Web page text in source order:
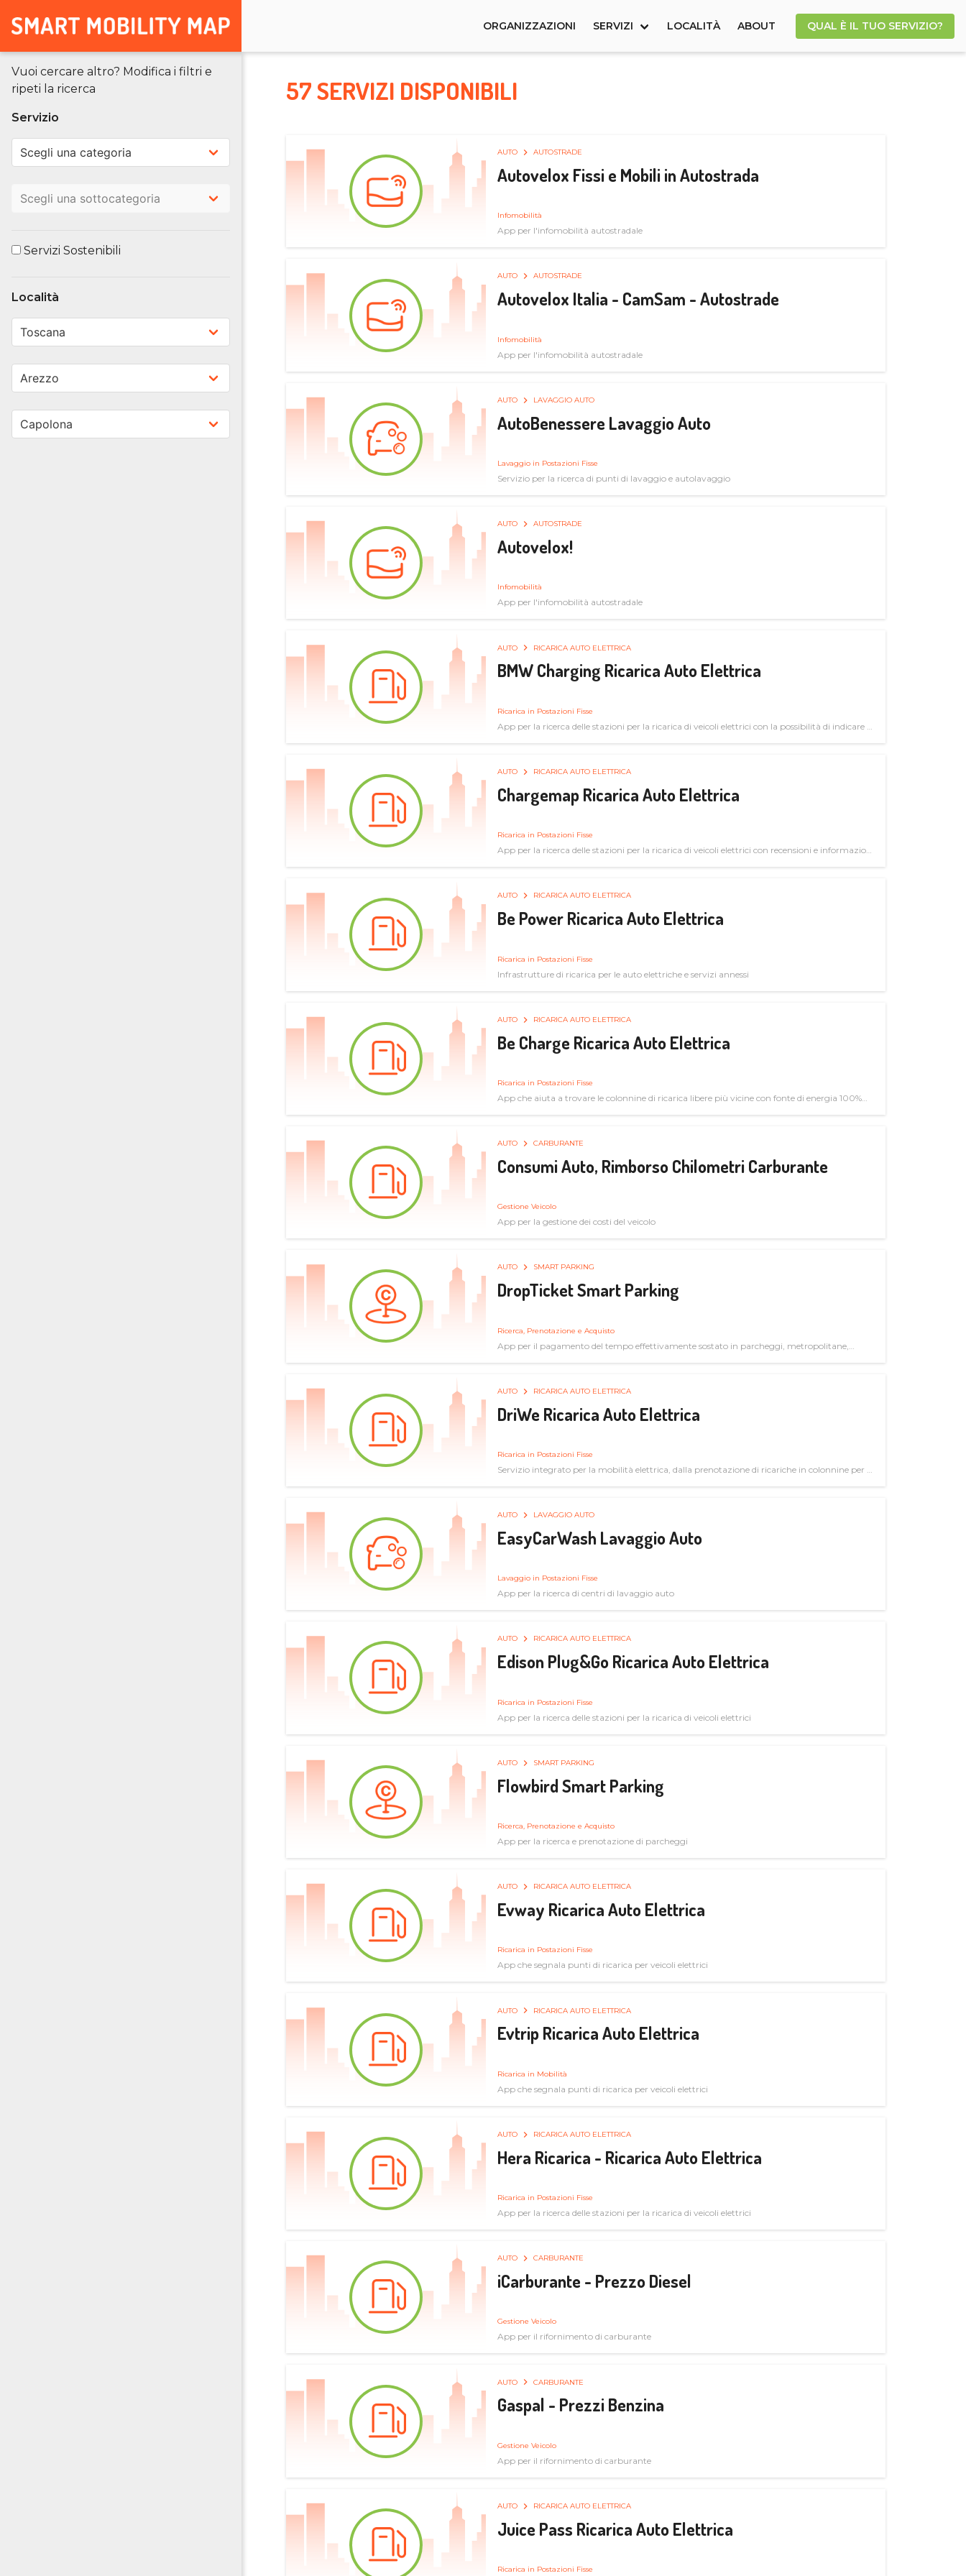
ORGANIZZAZIONI SERVIZI LOCALITÀ ABOUT QUAL È IL TUO SERVIZIO?
Vuoi cercare altro? Modifica i filtri e
ripeti la ricerca
Servizio
Servizi Sostenibili
Località
57 SERVIZI DISPONIBILI
AUTO AUTOSTRADE
Autovelox Fissi e Mobili in Autostrada
Infomobilità
App per l'infomobilità autostradale
AUTO AUTOSTRADE
Autovelox Italia - CamSam - Autostrade
Infomobilità
App per l'infomobilità autostradale
AUTO LAVAGGIO AUTO
AutoBenessere Lavaggio Auto
Lavaggio in Postazioni Fisse
Servizio per la ricerca di punti di lavaggio e autolavaggio
AUTO AUTOSTRADE
Autovelox!
Infomobilità
App per l'infomobilità autostradale
AUTO RICARICA AUTO ELETTRICA
BMW Charging Ricarica Auto Elettrica
Ricarica in Postazioni Fisse
App per la ricerca delle stazioni per la ricarica di veicoli elettrici con la possibilità di indicare le
AUTO RICARICA AUTO ELETTRICA
Chargemap Ricarica Auto Elettrica
Ricarica in Postazioni Fisse
App per la ricerca delle stazioni per la ricarica di veicoli elettrici con recensioni e informazioni
AUTO RICARICA AUTO ELETTRICA
Be Power Ricarica Auto Elettrica
Ricarica in Postazioni Fisse
Infrastrutture di ricarica per le auto elettriche e servizi annessi
AUTO RICARICA AUTO ELETTRICA
Be Charge Ricarica Auto Elettrica
Ricarica in Postazioni Fisse
App che aiuta a trovare le colonnine di ricarica libere più vicine con fonte di energia 100%
AUTO CARBURANTE
Consumi Auto, Rimborso Chilometri Carburante
Gestione Veicolo
App per la gestione dei costi del veicolo
AUTO SMART PARKING
DropTicket Smart Parking
Ricerca, Prenotazione e Acquisto
App per il pagamento del tempo effettivamente sostato in parcheggi, metropolitane,
AUTO RICARICA AUTO ELETTRICA
DriWe Ricarica Auto Elettrica
Ricarica in Postazioni Fisse
Servizio integrato per la mobilità elettrica, dalla prenotazione di ricariche in colonnine per il
AUTO LAVAGGIO AUTO
EasyCarWash Lavaggio Auto
Lavaggio in Postazioni Fisse
App per la ricerca di centri di lavaggio auto
AUTO RICARICA AUTO ELETTRICA
Edison Plug&Go Ricarica Auto Elettrica
Ricarica in Postazioni Fisse
App per la ricerca delle stazioni per la ricarica di veicoli elettrici
AUTO SMART PARKING
Flowbird Smart Parking
Ricerca, Prenotazione e Acquisto
App per la ricerca e prenotazione di parcheggi
AUTO RICARICA AUTO ELETTRICA
Evway Ricarica Auto Elettrica
Ricarica in Postazioni Fisse
App che segnala punti di ricarica per veicoli elettrici
AUTO RICARICA AUTO ELETTRICA
Evtrip Ricarica Auto Elettrica
Ricarica in Mobilità
App che segnala punti di ricarica per veicoli elettrici
AUTO RICARICA AUTO ELETTRICA
Hera Ricarica - Ricarica Auto Elettrica
Ricarica in Postazioni Fisse
App per la ricerca delle stazioni per la ricarica di veicoli elettrici
AUTO CARBURANTE
iCarburante - Prezzo Diesel
Gestione Veicolo
App per il rifornimento di carburante
AUTO CARBURANTE
Gaspal - Prezzi Benzina
Gestione Veicolo
App per il rifornimento di carburante
AUTO RICARICA AUTO ELETTRICA
Juice Pass Ricarica Auto Elettrica
Ricarica in Postazioni Fisse